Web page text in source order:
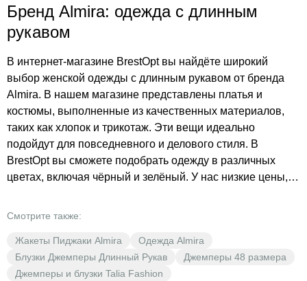
Бренд Almira: одежда с длинным
рукавом
В интернет-магазине BrestOpt вы найдёте широкий
выбор женской одежды с длинным рукавом от бренда
Almira. В нашем магазине представлены платья и
костюмы, выполненные из качественных материалов,
таких как хлопок и трикотаж. Эти вещи идеально
подойдут для повседневного и делового стиля. В
BrestOpt вы сможете подобрать одежду в различных
цветах, включая чёрный и зелёный. У нас низкие цены,
Порадуйте себя стильной одеждой по доступным ценам!
Смотрите также:
Жакеты Пиджаки Almira
Одежда Almira
Блузки Джемперы Длинный Рукав
Джемперы 48 размера
Джемперы и блузки Talia Fashion